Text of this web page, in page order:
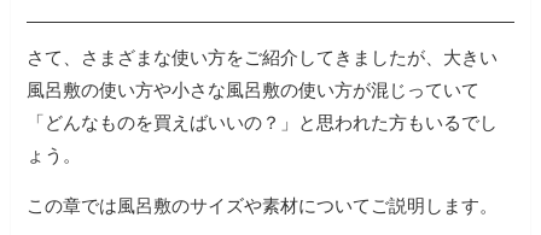
さて、さまざまな使い方をご紹介してきましたが、大きい
風呂敷の使い方や小さな風呂敷の使い方が混じっていて
「どんなものを買えばいいの？」と思われた方もいるでし
ょう。
この章では風呂敷のサイズや素材についてご説明します。